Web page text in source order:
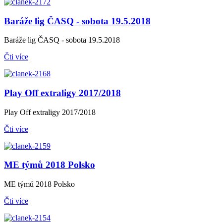
Baráže lig ČASQ - sobota 19.5.2018
Baráže lig ČASQ - sobota 19.5.2018
Čti více
Play Off extraligy 2017/2018
Play Off extraligy 2017/2018
Čti více
ME týmů 2018 Polsko
ME týmů 2018 Polsko
Čti více